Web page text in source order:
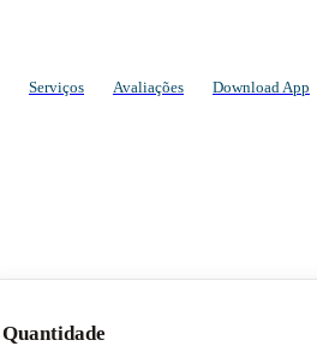
Serviços Avaliações Download App
Quantidade